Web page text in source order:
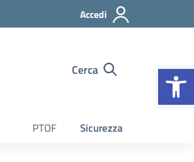
Accedi
Cerca
PTOF Sicurezza